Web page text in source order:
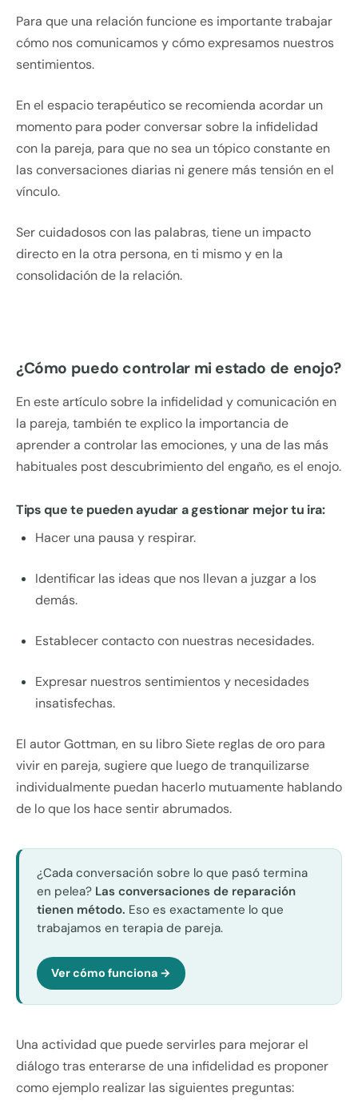
Para que una relación funcione es importante trabajar
cómo nos comunicamos y cómo expresamos nuestros
sentimientos.
En el espacio terapéutico se recomienda acordar un
momento para poder conversar sobre la infidelidad
con la pareja, para que no sea un tópico constante en
las conversaciones diarias ni genere más tensión en el
vínculo.
Ser cuidadosos con las palabras, tiene un impacto
directo en la otra persona, en ti mismo y en la
consolidación de la relación.
¿Cómo puedo controlar mi estado de enojo?
En este artículo sobre la infidelidad y comunicación en
la pareja, también te explico la importancia de
aprender a controlar las emociones, y una de las más
habituales post descubrimiento del engaño, es el enojo.
Tips que te pueden ayudar a gestionar mejor tu ira:
Hacer una pausa y respirar.
Identificar las ideas que nos llevan a juzgar a los
demás.
Establecer contacto con nuestras necesidades.
Expresar nuestros sentimientos y necesidades
insatisfechas.
El autor Gottman, en su libro Siete reglas de oro para
vivir en pareja, sugiere que luego de tranquilizarse
individualmente puedan hacerlo mutuamente hablando
de lo que los hace sentir abrumados.
¿Cada conversación sobre lo que pasó termina
en pelea? Las conversaciones de reparación
tienen método. Eso es exactamente lo que
trabajamos en terapia de pareja.
Ver cómo funciona →
Una actividad que puede servirles para mejorar el
diálogo tras enterarse de una infidelidad es proponer
como ejemplo realizar las siguientes preguntas: